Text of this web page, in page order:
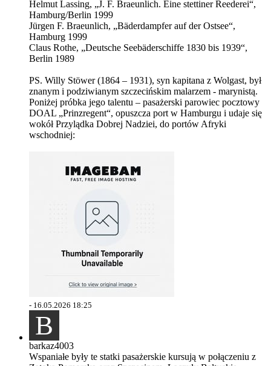
Helmut Lassing, „J. F. Braeunlich. Eine stettiner Reederei“,
Hamburg/Berlin 1999
Jürgen F. Braeunlich, „Bäderdampfer auf der Ostsee“,
Hamburg 1999
Claus Rothe, „Deutsche Seebäderschiffe 1830 bis 1939“,
Berlin 1989
PS. Willy Stöwer (1864 – 1931), syn kapitana z Wolgast, był
znanym i podziwianym szczecińskim malarzem - marynistą.
Poniżej próbka jego talentu – pasażerski parowiec pocztowy
DOAL „Prinzregent“, opuszcza port w Hamburgu i udaje się
wokół Przylądka Dobrej Nadziei, do portów Afryki
wschodniej:
- 16.05.2026 18:25
B
barkaz4003
Wspaniałe były te statki pasażerskie kursują w połączeniu z